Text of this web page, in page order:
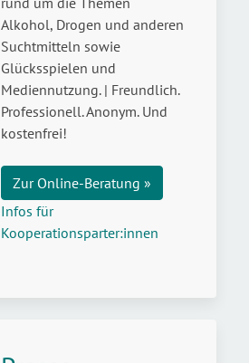
Alkohol, Drogen und anderen
Suchtmitteln sowie
Glücksspielen und
Mediennutzung. | Freundlich.
Professionell. Anonym. Und
kostenfrei!
Zur Online-Beratung »
Infos für
Kooperationsparter:innen